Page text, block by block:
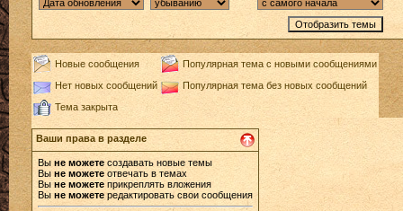
Новые сообщения
Популярная тема с новыми сообщениями
Нет новых сообщений
Популярная тема без новых сообщений
Тема закрыта
Ваши права в разделе
Вы не можете создавать новые темы
Выне можете отвечать в темах
Выне можете прикреплять вложения
Вы не можетередактировать свои сообщения